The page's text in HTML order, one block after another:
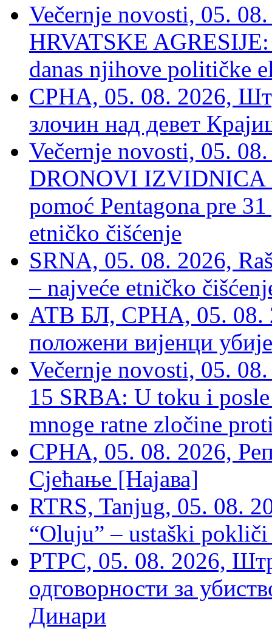
Večernje novosti, 05.
HRVATSKE
danas njihove političke
СРНА, 05. 08. 2026,
злочин над девет
Večernje novosti, 05.
DRONOVI IZVIDNICA
pomoć Pentagona pre
etničko čišćenje
SRNA, 05. 08. 2026,
– najveće etničko
АТВ БЛ, СРНА, 05. 08.
положени вијенци
Večernje novosti, 05.
15 SRBA: U toku i
mnoge ratne zločine
СРНА, 05. 08. 2026,
Сјећање [Најава]
RTRS, Tanjug, 05. 08.
“Oluju” – ustaški
РТРС, 05. 08. 2026,
одговорности за
Динари